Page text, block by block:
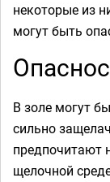
некоторые из
могут быть
В золе могут
сильно
предпочитают
щелочной